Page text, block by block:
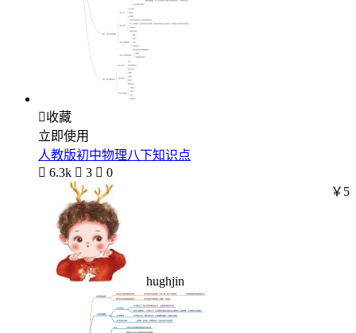
收藏
立即使用
人教版初中物理八下知识点
 6.3k  3  0
hughjin
￥5